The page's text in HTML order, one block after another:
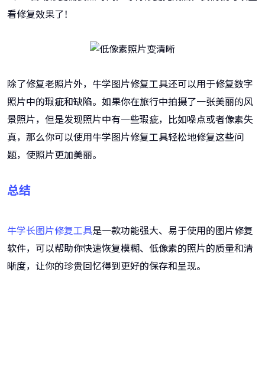
看修复效果了！
除了修复老照片外，牛学图片修复工具还可以用于修复数字
照片中的瑕疵和缺陷。如果你在旅行中拍摄了一张美丽的风
景照片，但是发现照片中有一些瑕疵，比如噪点或者像素失
真，那么你可以使用牛学图片修复工具轻松地修复这些问
题，使照片更加美丽。
总结
牛学长图片修复工具是一款功能强大、易于使用的图片修复
软件，可以帮助你快速恢复模糊、低像素的照片的质量和清
晰度，让你的珍贵回忆得到更好的保存和呈现。